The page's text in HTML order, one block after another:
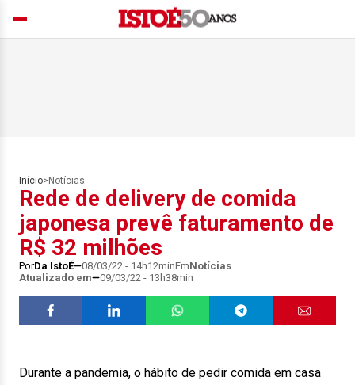
Início> Notícias
Rede de delivery de comida
japonesa prevê faturamento de
R$ 32 milhões
PorDa IstoÉ 08/03/22 - 14h12minEmNotícias
Atualizado em
09/03/22 - 13h38min
Durante a pandemia, o hábito de pedir comida em casa